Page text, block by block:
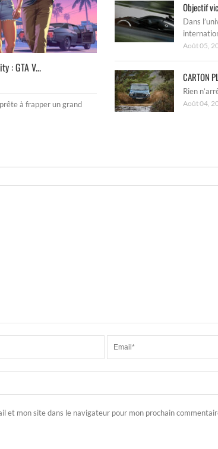
: GTA V...
à frapper un grand
Objectif
Dans
Août 05,
CARTON
Rien
Août 04,
et mon site dans le navigateur pour mon prochain